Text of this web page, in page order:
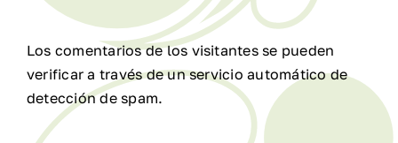
Los comentarios de los visitantes se pueden
verificar a través de un servicio automático de
detección de spam.